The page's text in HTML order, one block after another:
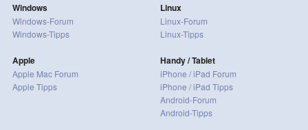
Windows
Windows-Forum
Windows-Tipps
Apple
Apple Mac Forum
Apple Tipps
Linux
Linux-Forum
Linux-Tipps
Handy / Tablet
iPhone / iPad Forum
iPhone / iPad Tipps
Android-Forum
Android-Tipps